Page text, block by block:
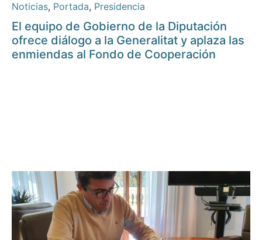
Noticias, Portada, Presidencia
El equipo de Gobierno de la Diputación
ofrece diálogo a la Generalitat y aplaza las
enmiendas al Fondo de Cooperación